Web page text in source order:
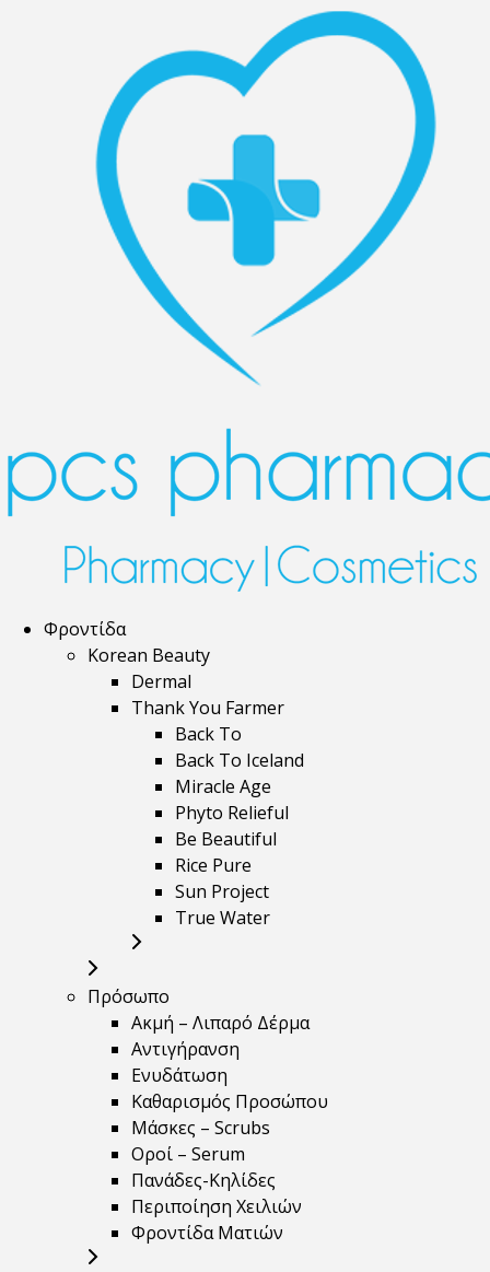
Φροντίδα
Korean Beauty
Dermal
Thank You Farmer
Back To
Back To Iceland
Miracle Age
Phyto Relieful
Be Beautiful
Rice Pure
Sun Project
True Water
Πρόσωπο
Ακμή – Λιπαρό Δέρμα
Αντιγήρανση
Ενυδάτωση
Καθαρισμός Προσώπου
Μάσκες – Scrubs
Οροί – Serum
Πανάδες-Κηλίδες
Περιποίηση Χειλιών
Φροντίδα Ματιών